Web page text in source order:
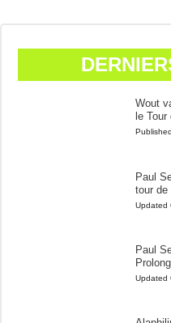
Wout
le
Paul
tour de
Updated
Paul
Updated